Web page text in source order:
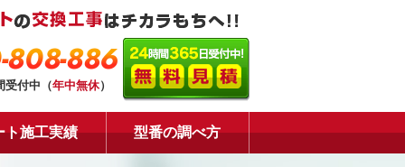
808-886
受付中（年中無休）
ト施工実績 型番の調べ方